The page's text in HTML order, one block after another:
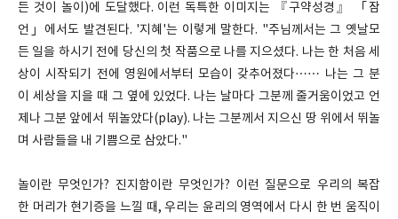
든 것이 놀이)에 도달했다. 이런 독특한 이미지는 『구약성경』 「잠
언」에서도 발견된다. '지혜'는 이렇게 말한다. "주님께서는 그 옛날모
든 일을 하시기 전에 당신의 첫 작품으로 나를 지으셨다. 나는 한 처음 세
상이 시작되기 전에 영원에서부터 모습이 갖추어졌다…… 나는 그 분
이 세상을 지을 때 그 옆에 있었다. 나는 날마다 그분께 줄거움이었고 언
제나 그분 앞에서 뛰놀았다(play). 나는 그분께서 지으신 땅 위에서 뛰놀
며 사람들을 내 기쁨으로 삼았다."
놀이란 무엇인가? 진지함이란 무엇인가? 이런 질문으로 우리의 복잡
한 머리가 현기증을 느낄 때, 우리는 윤리의 영역에서 다시 한 번 움직이